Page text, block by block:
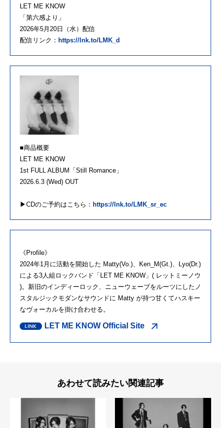
LET ME KNOW
「第六感より」
2026年5月20日（水）配信
配信リンク： https://lnk.to/LMK_d
■商品概要
LET ME KNOW
1st FULL ALBUM「Still Romance」
2026.6.3 (Wed) OUT
▶︎CDのご予約はこちら： https://lnk.to/LMK_sr_ec
《Profile》
2024年1月に活動を開始した Matty(Vo.)、Ken_M(Gt.)、Lyo(Dr.)
による3人組ロックバンド「LET ME KNOW」( レットミーノウ
)。新旧のインディーロック、ニューウェーブをルーツにしたノ
スタルジックモダンなサウンドに Matty が持つ甘くてハスキー
なヴォーカルを掛け合わせる。
LET ME KNOW Official Site
あわせて読みたい関連記事